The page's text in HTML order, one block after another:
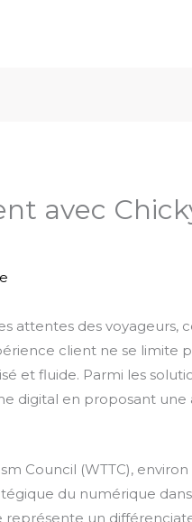
avec
attentes des
client ne se limite
et fluide. Parmi les
digital en proposant
Council (WTTC),
du numérique
un